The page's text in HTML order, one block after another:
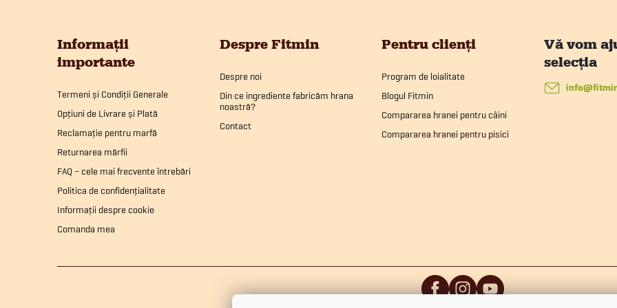
Informații
importante
Termeni și Condiții Generale
Opțiuni de Livrare și Plată
Reclamație pentru marfă
Returnarea mărfii
FAQ – cele mai frecvente întrebări
Politica de confidențialitate
Informații despre cookie
Comanda mea
Despre Fitmin
Despre noi
Din ce ingrediente fabricăm hrana
noastră?
Contact
Pentru clienți
Program de loialitate
Blogul Fitmin
Compararea hranei pentru câini
Compararea hranei pentru pisici
info@